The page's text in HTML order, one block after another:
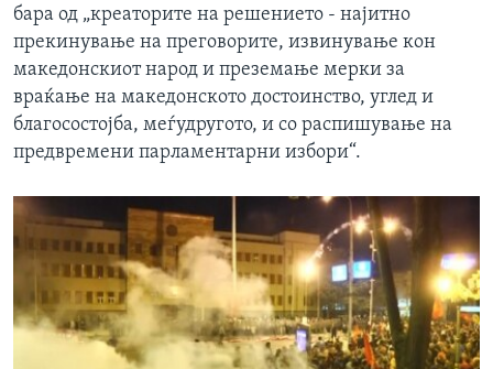
бара од „креаторите на решението - најитно
прекинување на преговорите, извинување кон
македонскиот народ и преземање мерки за
враќање на македонското достоинство, углед и
благосостојба, меѓудругото, и со распишување на
предвремени парламентарни избори“.